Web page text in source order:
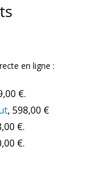
en ligne :
€.
, 598,00 €
€.
€.